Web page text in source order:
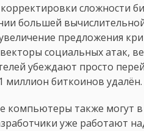
сложности
большей
предложения
социальных атак,
убеждают просто
миллион биткоинов удалён.
компьютеры также могут в
уже работают